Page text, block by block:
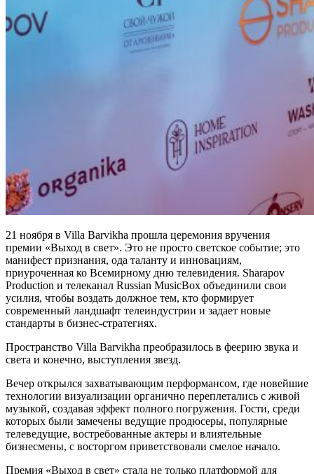
21 ноября в Villa Barvikha прошла церемония вручения
премии «Выход в свет». Это не просто светское событие; это
манифест признания, ода таланту и инновациям,
приуроченная ко Всемирному дню телевидения. Sharapov
Production и телеканал Russian MusicBox объединили свои
усилия, чтобы воздать должное тем, кто формирует
современный ландшафт телеиндустрии и задает новые
стандарты в бизнес-стратегиях.
Пространство Villa Barvikha преобразилось в феерию звука и
света и конечно, выступления звезд.
Вечер открылся захватывающим перформансом, где новейшие
технологии визуализации органично переплетались с живой
музыкой, создавая эффект полного погружения. Гости, среди
которых были замечены ведущие продюсеры, популярные
телеведущие, востребованные актеры и влиятельные
бизнесмены, с восторгом приветствовали смелое начало.
Премия «Выход в свет» стала не только платформой для